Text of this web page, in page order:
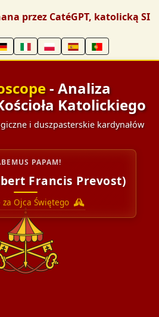
przez CatéGPT, katolicką SI
- Analiza
Katolickiego
i duszpasterskie kardynałów
PAPAM!
Francis Prevost)
za Ojca Świętego